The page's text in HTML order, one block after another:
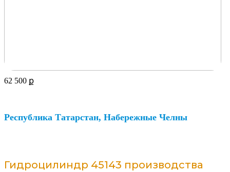
62 500 ք
Республика Татарстан, Набережные Челны
Гидроцилиндр 45143 производства